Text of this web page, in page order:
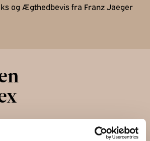
og Ægthedbevis fra Franz Jaeger
Montres Tudor SA er